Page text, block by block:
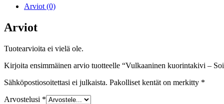
määrä
Arviot (0)
Arviot
Tuotearvioita ei vielä ole.
Kirjoita ensimmäinen arvio tuotteelle “Vulkaaninen kuorintakivi –
Sähköpostiosoitettasi ei julkaista. Pakolliset kentät on merkitty *
Arvostelusi *